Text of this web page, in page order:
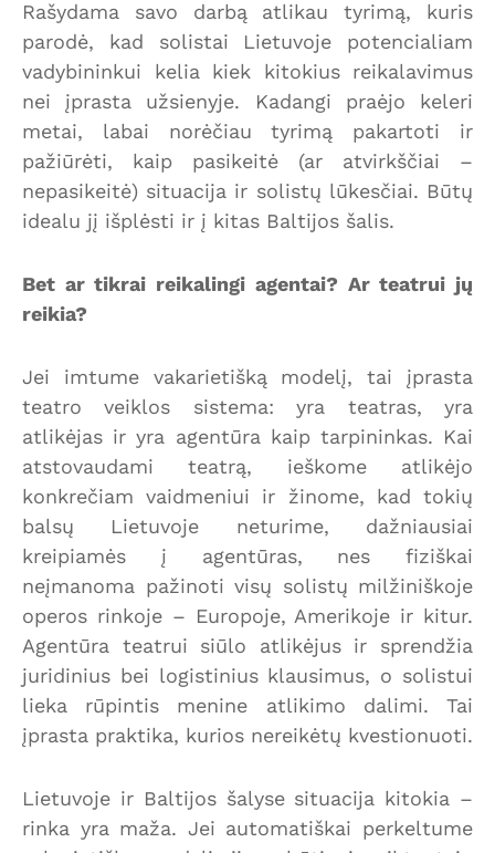
Rašydama savo darbą atlikau tyrimą, kuris
parodė, kad solistai Lietuvoje potencialiam
vadybininkui kelia kiek kitokius reikalavimus
nei įprasta užsienyje. Kadangi praėjo keleri
metai, labai norėčiau tyrimą pakartoti ir
pažiūrėti, kaip pasikeitė (ar atvirkščiai –
nepasikeitė) situacija ir solistų lūkesčiai. Būtų
idealu jį išplėsti ir į kitas Baltijos šalis.
Bet ar tikrai reikalingi agentai? Ar teatrui jų
reikia?
Jei imtume vakarietišką modelį, tai įprasta
teatro veiklos sistema: yra teatras, yra
atlikėjas ir yra agentūra kaip tarpininkas. Kai
atstovaudami teatrą, ieškome atlikėjo
konkrečiam vaidmeniui ir žinome, kad tokių
balsų Lietuvoje neturime, dažniausiai
kreipiamės į agentūras, nes fiziškai
neįmanoma pažinoti visų solistų milžiniškoje
operos rinkoje – Europoje, Amerikoje ir kitur.
Agentūra teatrui siūlo atlikėjus ir sprendžia
juridinius bei logistinius klausimus, o solistui
lieka rūpintis menine atlikimo dalimi. Tai
įprasta praktika, kurios nereikėtų kvestionuoti.
Lietuvoje ir Baltijos šalyse situacija kitokia –
rinka yra maža. Jei automatiškai perkeltume